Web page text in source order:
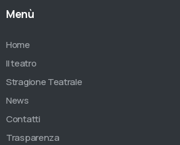
Menù
Home
Il teatro
Stragione Teatrale
News
Contatti
Trasparenza